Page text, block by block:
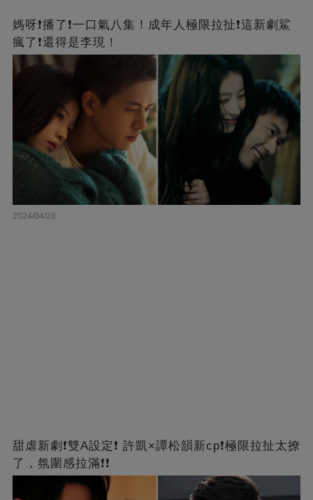
媽呀❗️播了❗一口氣八集！成年人極限拉扯❗這新劇鯊
瘋了❗還得是李現！
2024/04/28
甜虐新劇❗雙A設定❗ 許凱×譚松韻新cp❗️極限拉扯太撩
了，氛圍感拉滿❗❗